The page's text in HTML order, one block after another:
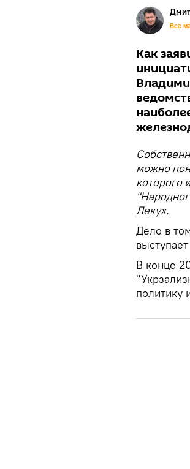
Все
Как
можно
которого
Лекух.
Дело в
В конце
политику